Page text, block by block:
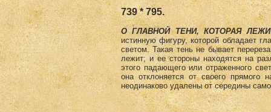
739 * 795.
О ГЛАВНОЙ ТЕНИ, КОТОРАЯ
истинную фигуру, которой обладает
светом. Такая тень не бывает
лежит; и ее стороны находятся на
этого падающего или отраженного
она отклоняется от своего прямого
неодинаково удалены от середины